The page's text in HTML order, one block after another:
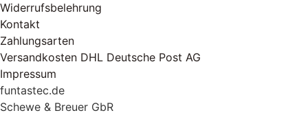
Widerrufsbelehrung
Kontakt
Zahlungsarten
Versandkosten DHL Deutsche Post AG
Impressum
funtastec.de
Schewe & Breuer GbR